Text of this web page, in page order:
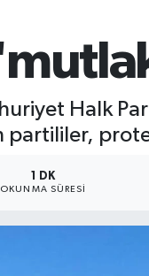
Halk
partililer,
1 DK
OKUNMA SÜRESI